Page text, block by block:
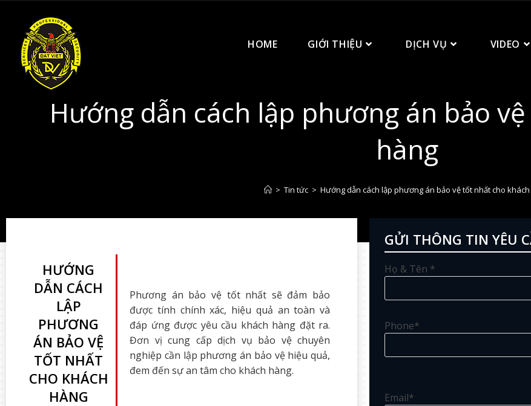
HOME GIỚI THIỆU DỊCH VỤ VIDEO
Hướng dẫn cách lập phương án bảo
hàng
> Tin tức > Hướng dẫn cách lập phương án bảo vệ tốt nhất cho
HƯỚNG
DẪN CÁCH
LẬP
PHƯƠNG
ÁN BẢO VỆ
TỐT NHẤT
CHO KHÁCH
HÀNG
Phương án bảo vệ tốt nhất sẽ đảm bảo
được tính chính xác, hiệu quả an toàn và
đáp ứng được yêu cầu khách hàng đặt ra.
Đơn vị cung cấp dịch vụ bảo vệ chuyên
nghiệp cần lập phương án bảo vệ hiệu quả,
đem đến sự an tâm cho khách hàng.
GỬI THÔNG TIN YÊU
Họ & Tên *
Phone*
Email*